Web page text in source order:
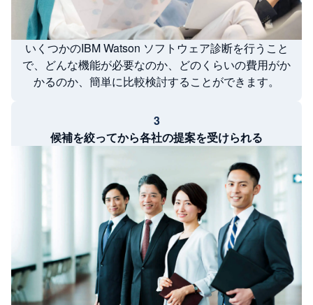
いくつかのIBM Watson ソフトウェア診断を行うこと
で、どんな機能が必要なのか、どのくらいの費用がか
かるのか、簡単に比較検討することができます。
3
候補を絞ってから各社の提案を受けられる